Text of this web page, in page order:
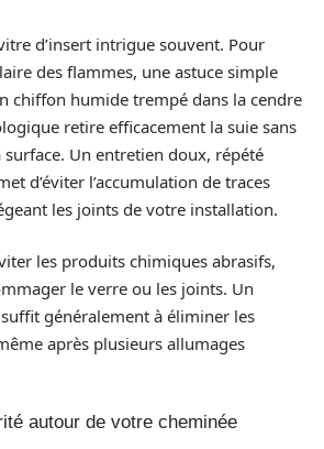
d’insert intrigue souvent. Pour
des flammes, une astuce simple
chiffon humide trempé dans la cendre
retire efficacement la suie sans
Un entretien doux, répété
d’éviter l’accumulation de traces
les joints de votre installation.
les produits chimiques abrasifs,
le verre ou les joints. Un
suffit généralement à éliminer les
après plusieurs allumages
autour de votre cheminée